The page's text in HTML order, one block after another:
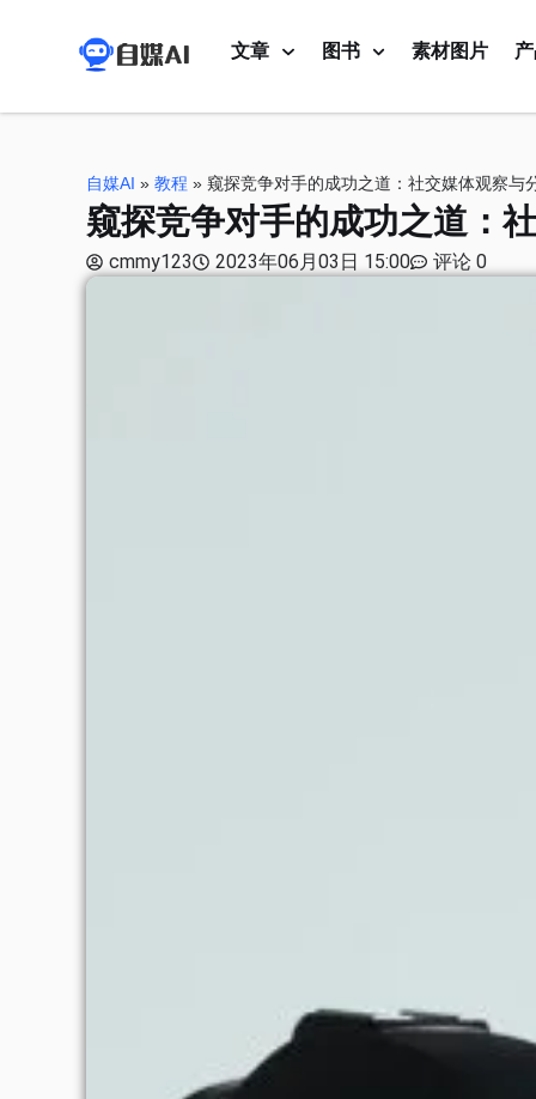
文章 图书 素材图片
自媒AI » 教程 » 窥探竞争对手的成功之道：社交媒体观察与
窥探竞争对手的成功之道：
cmmy123 2023年06月03日 15:00 评论 0